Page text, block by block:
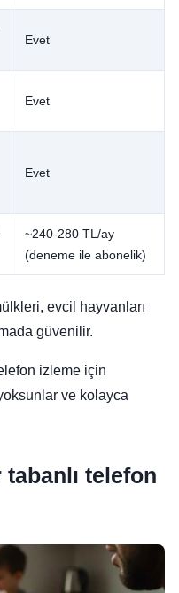
Evet
Evet
Evet
~240-280 TL/ay
(deneme ile abonelik)
evcil hayvanları
güvenilir.
izleme için
ve kolayca
telefon